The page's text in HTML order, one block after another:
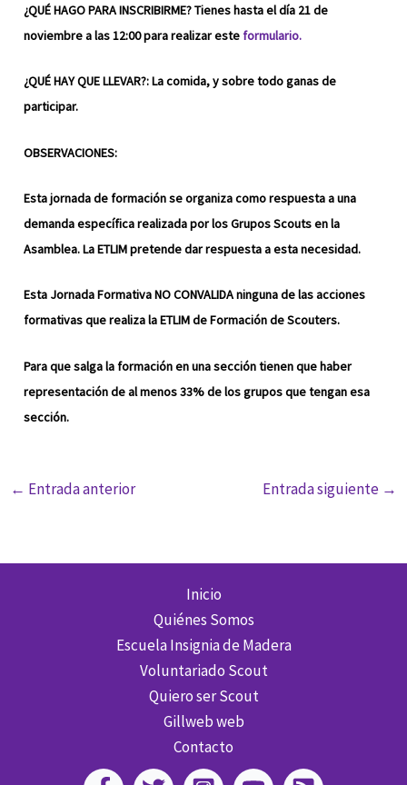
¿QUÉ HAGO PARA INSCRIBIRME? Tienes hasta el día 21 de
noviembre a las 12:00 para realizar este formulario.
¿QUÉ HAY QUE LLEVAR?: La comida, y sobre todo ganas de
participar.
OBSERVACIONES:
Esta jornada de formación se organiza como respuesta a una
demanda específica realizada por los Grupos Scouts en la
Asamblea. La ETLIM pretende dar respuesta a esta necesidad.
Esta Jornada Formativa NO CONVALIDA ninguna de las acciones
formativas que realiza la ETLIM de Formación de Scouters.
Para que salga la formación en una sección tienen que haber
representación de al menos 33% de los grupos que tengan esa
sección.
← Entrada anterior Entrada siguiente →
Inicio
Quiénes Somos
Escuela Insignia de Madera
Voluntariado Scout
Quiero ser Scout
Gillweb web
Contacto